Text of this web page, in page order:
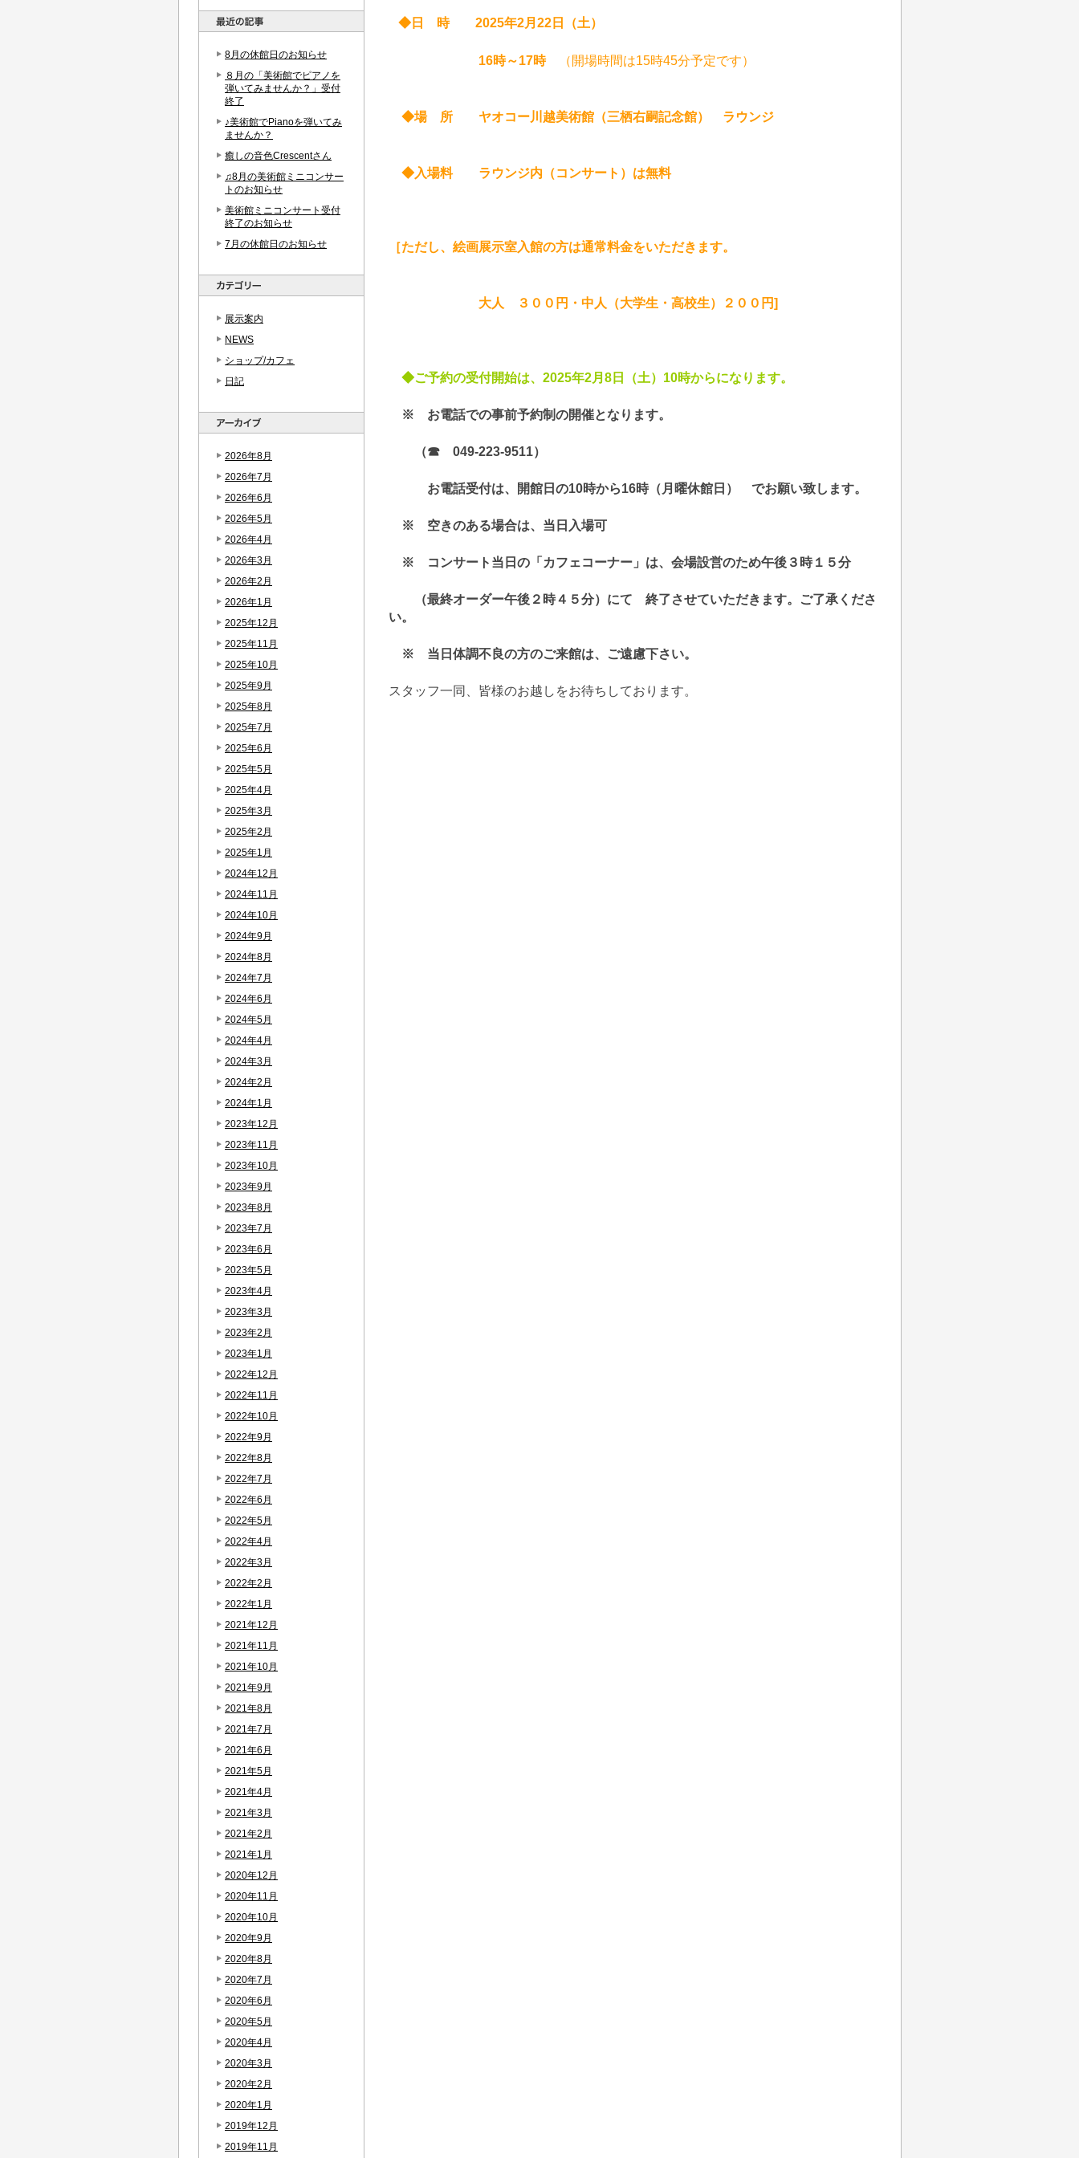
8月の休館日のお知らせ
８月の「美術館でピアノを
弾いてみませんか？」受付
終了
♪美術館でPianoを弾いてみ
ませんか？
癒しの音色Crescentさん
♫8月の美術館ミニコンサー
トのお知らせ
美術館ミニコンサート受付
終了のお知らせ
7月の休館日のお知らせ
展示案内
NEWS
ショップ/カフェ
日記
2026年8月
2026年7月
2026年6月
2026年5月
2026年4月
2026年3月
2026年2月
2026年1月
2025年12月
2025年11月
2025年10月
2025年9月
2025年8月
2025年7月
2025年6月
2025年5月
2025年4月
2025年3月
2025年2月
2025年1月
2024年12月
2024年11月
2024年10月
2024年9月
2024年8月
2024年7月
2024年6月
2024年5月
2024年4月
2024年3月
2024年2月
2024年1月
2023年12月
2023年11月
2023年10月
2023年9月
2023年8月
2023年7月
2023年6月
2023年5月
2023年4月
2023年3月
2023年2月
2023年1月
2022年12月
2022年11月
2022年10月
2022年9月
2022年8月
2022年7月
2022年6月
2022年5月
2022年4月
2022年3月
2022年2月
2022年1月
2021年12月
2021年11月
2021年10月
2021年9月
2021年8月
2021年7月
2021年6月
2021年5月
2021年4月
2021年3月
2021年2月
2021年1月
2020年12月
2020年11月
2020年10月
2020年9月
2020年8月
2020年7月
2020年6月
2020年5月
2020年4月
2020年3月
2020年2月
2020年1月
2019年12月
2019年11月
◆日 時 2025年2月22日（土）
16時～17時（開場時間は15時45分予定です）
◆場 所 ヤオコー川越美術館（三栖右嗣記念館） ラウンジ
◆入場料 ラウンジ内（コンサート）は無料
［ただし、絵画展示室入館の方は通常料金をいただきます。
大人 ３００円・中人（大学生・高校生）２００円]
◆ご予約の受付開始は、2025年2月8 日（土）10時からになります。
※ お電話での事前予約制の開催となります。
（☎ 049-223-9511）
お電話受付は、開館日の10時から16時（月曜休館日） でお願い致します。
※ 空きのある場合は、当日入場可
※ コンサート当日の「カフェコーナー」は、会場設営のため午後３時１５分
（最終オーダー午後２時４５分）にて 終了させていただきます。ご了承くださ
い。
※ 当日体調不良の方のご来館は、ご遠慮下さい。
スタッフ一同、皆様のお越しをお待ちしております。